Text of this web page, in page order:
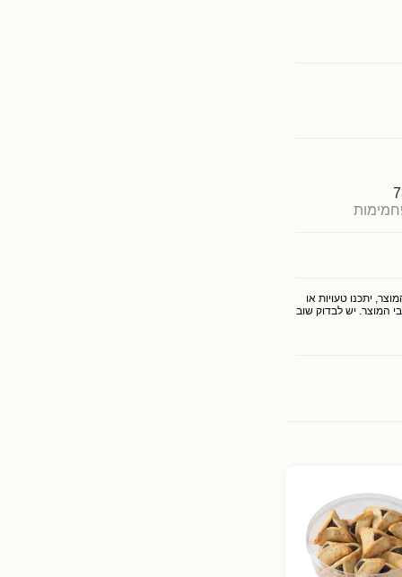
יתכנו טעויות או
המוצר. יש לבדוק שוב